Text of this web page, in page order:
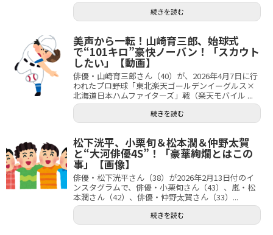
続きを読む
美声から一転！山崎育三郎、始球式
で“101キロ”豪快ノーバン！「スカウト
したい」【動画】
俳優・山崎育三郎さん（40）が、2026年4月7日に行
われたプロ野球「東北楽天ゴールデンイーグルス×
北海道日本ハムファイターズ」戦（楽天モバイル ...
続きを読む
松下洸平、小栗旬＆松本潤＆仲野太賀
と“大河俳優4S”！「豪華絢爛とはこの
事」【画像】
俳優・松下洸平さん（38）が2026年2月13日付のイ
ンスタグラムで、俳優・小栗旬さん（43）、嵐・松
本潤さん（42）、俳優・仲野太賀さん（33）...
続きを読む